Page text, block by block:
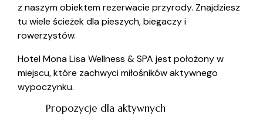
z naszym obiektem rezerwacie przyrody. Znajdziesz
tu wiele ścieżek dla pieszych, biegaczy i
rowerzystów.
Hotel Mona Lisa Wellness & SPA jest położony w
miejscu, które zachwyci miłośników aktywnego
wypoczynku.
Propozycje dla aktywnych